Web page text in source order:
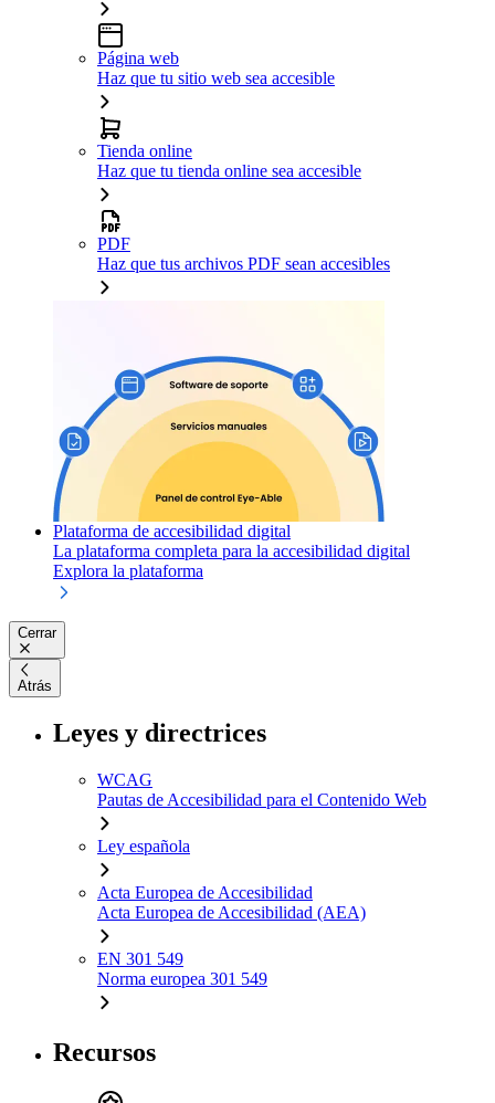
Página web
Haz que tu sitio web sea accesible
Tienda online
Haz que tu tienda online sea accesible
PDF
Haz que tus archivos PDF sean accesibles
Plataforma de accesibilidad digital
La plataforma completa para la accesibilidad digital
Explora la plataforma
Cerrar
Atrás
Leyes y directrices
WCAG
Pautas de Accesibilidad para el Contenido Web
Ley española
Acta Europea de Accesibilidad
Acta Europea de Accesibilidad (AEA)
EN 301 549
Norma europea 301 549
Recursos